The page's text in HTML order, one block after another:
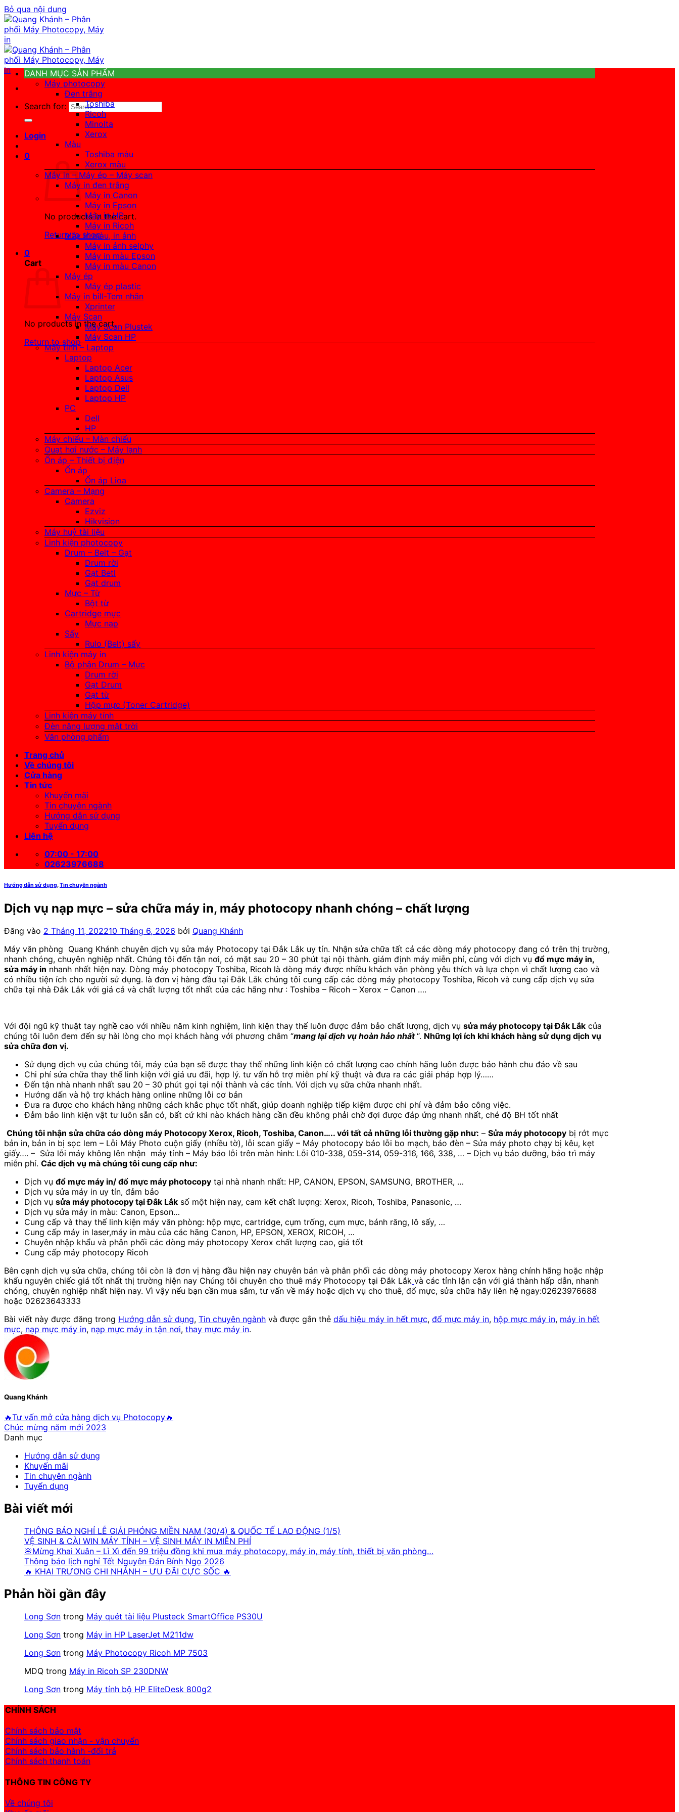
Bỏ qua nội dung
Search for:
Login
0
No products in the cart.
Return to shop
0
Cart
No products in the cart.
Return to shop
DANH MỤC SẢN PHẨM
Máy photocopy
Đen trắng
Toshiba
Ricoh
Minolta
Xerox
Màu
Toshiba màu
Xerox màu
Máy in – Máy ép – Máy scan
Máy in đen trắng
Máy in Canon
Máy in Epson
Máy in HP
Máy in Ricoh
Máy in màu, in ảnh
Máy in ảnh selphy
Máy in màu Epson
Máy in màu Canon
Máy ép
Máy ép plastic
Máy in bill-Tem nhãn
Xprinter
Máy Scan
Máy Scan Plustek
Máy Scan HP
Máy tính – Laptop
Laptop
Laptop Acer
Laptop Asus
Laptop Dell
Laptop HP
PC
Dell
HP
Máy chiếu – Màn chiếu
Quạt hơi nước – Máy lạnh
Ổn áp – Thiết bị điện
Ổn áp
Ổn áp Lioa
Camera – Mạng
Camera
Ezviz
Hikvision
Máy huỷ tài liệu
Linh kiện photocopy
Drum – Belt – Gạt
Drum rời
Gạt Betl
Gạt drum
Mực – Từ
Bột từ
Cartridge mực
Mực nạp
Sấy
Rulo (Belt) sấy
Linh kiện máy in
Bộ phận Drum – Mực
Drum rời
Gạt Drum
Gạt từ
Hộp mực (Toner Cartridge)
Linh kiện máy tính
Đèn năng lượng mặt trời
Văn phòng phẩm
Trang chủ
Về chúng tôi
Cửa hàng
Tin tức
Khuyến mãi
Tin chuyên ngành
Hướng dẫn sử dụng
Tuyển dụng
Liên hệ
07:00 - 17:00
02623976688
Hướng dẫn sử dụng,Tin chuyên ngành
Dịch vụ nạp mực – sửa chữa máy in, máy photocopy nhanh chóng – chất lượng
Đăng vào 2 Tháng 11, 202210 Tháng 6, 2026 bởi Quang Khánh
Máy văn phòng Quang Khánh chuyên dịch vụ sửa máy Photocopy tại Đắk Lắk uy tín. Nhận sửa chữa tất cả các dòng máy photocopy đang có trên thị trường,
nhanh chóng, chuyên nghiệp nhất. Chúng tôi đến tận nơi, có mặt sau 20 – 30 phút tại nội thành. giám định máy miễn phí, cùng với dịch vụ đổ mực máy in,
sửa máy in nhanh nhất hiện nay. Dòng máy photocopy Toshiba, Ricoh là dòng máy được nhiều khách văn phòng yêu thích và lựa chọn vì chất lượng cao và
có nhiều tiện ích cho người sử dụng. là đơn vị hàng đầu tại Đắk Lắk chúng tôi cung cấp các dòng máy photocopy Toshiba, Ricoh và cung cấp dịch vụ sửa
chữa tại nhà Đắk Lắk với giá cả và chất lượng tốt nhất của các hãng như : Toshiba – Ricoh – Xerox – Canon ….
Với đội ngũ kỹ thuật tay nghề cao với nhiều năm kinh nghiệm, linh kiện thay thế luôn được đảm bảo chất lượng, dịch vụ sửa máy photocopy tại Đắk Lắk của
chúng tôi luôn đem đến sự hài lòng cho mọi khách hàng với phương châm “mang lại dịch vụ hoàn hảo nhất“. Những lợi ích khi khách hàng sử dụng dịch vụ
sửa chữa đơn vị.
Sử dụng dịch vụ của chúng tôi, máy của bạn sẽ được thay thế những linh kiện có chất lượng cao chính hãng luôn được bảo hành chu đáo về sau
Chi phí sửa chữa thay thế linh kiện với giá ưu đãi, hợp lý. tư vấn hỗ trợ miễn phí kỹ thuật và đưa ra các giải pháp hợp lý……
Đến tận nhà nhanh nhất sau 20 – 30 phút gọi tại nội thành và các tỉnh. Với dịch vụ sữa chữa nhanh nhất.
Hướng dấn và hộ trợ khách hàng online những lỗi cơ bản
Đưa ra được cho khách hàng những cách khắc phục tốt nhất, giúp doanh nghiệp tiếp kiệm được chi phí và đảm bảo công việc.
Đảm bảo linh kiện vật tư luôn sẵn có, bất cứ khi nào khách hàng cần đều không phải chờ đợi được đáp ứng nhanh nhất, ché độ BH tốt nhất
Chúng tôi nhận sửa chữa cáo dòng máy Photocopy Xerox, Ricoh, Toshiba, Canon….. với tất cả những lỗi thường gặp như: – Sửa máy photocopy bị rớt mực
bản in, bản in bị sọc lem – Lỗi Máy Photo cuộn giấy (nhiều tờ), lỗi scan giấy – Máy photocopy báo lỗi bo mạch, báo đèn – Sửa máy photo chạy bị kêu, kẹt
giấy…. – Sửa lỗi máy không lên nhận máy tính – Máy báo lỗi trên màn hình: Lỗi 010-338, 059-314, 059-316, 166, 338, … – Dịch vụ bảo dưỡng, bảo trì máy
miễn phí. Các dịch vụ mà chúng tôi cung cấp như:
Dịch vụ đổ mực máy in/ đổ mực máy photocopy tại nhà nhanh nhất: HP, CANON, EPSON, SAMSUNG, BROTHER, …
Dịch vụ sửa máy in uy tín, đảm bảo
Dịch vụ sửa máy photocopy tại Đắk Lắk số một hiện nay, cam kết chất lượng: Xerox, Ricoh, Toshiba, Panasonic, …
Dịch vụ sửa máy in màu: Canon, Epson…
Cung cấp và thay thế linh kiện máy văn phòng: hộp mực, cartridge, cụm trống, cụm mực, bánh răng, lô sấy, …
Cung cấp máy in laser,máy in màu của các hãng Canon, HP, EPSON, XEROX, RICOH, …
Chuyên nhập khẩu và phân phối các dòng máy photocopy Xerox chất lượng cao, giá tốt
Cung cấp máy photocopy Ricoh
Bên cạnh dịch vụ sửa chữa, chúng tôi còn là đơn vị hàng đầu hiện nay chuyên bán và phân phối các dòng máy photocopy Xerox hàng chính hãng hoặc nhập
khẩu nguyên chiếc giá tốt nhất thị trường hiện nay Chúng tôi chuyên cho thuê máy Photocopy tại Đắk Lắk và các tỉnh lận cận với giá thành hấp dẫn, nhanh
chóng, chuyên nghiệp nhất hiện nay. Vì vậy nếu bạn cần mua sắm, tư vấn về máy hoặc dịch vụ cho thuê, đổ mực, sửa chữa hãy liên hệ ngay:02623976688
hoặc 02623643333
Bài viết này được đăng trong Hướng dẫn sử dụng, Tin chuyên ngành và được gắn thẻ dấu hiệu máy in hết mực, đổ mực máy in, hộp mực máy in, máy in hết
mực, nạp mực máy in, nạp mực máy in tận nơi, thay mực máy in.
Quang Khánh
🔥Tư vấn mở cửa hàng dịch vụ Photocopy🔥
Chúc mừng năm mới 2023
Danh mục
Hướng dẫn sử dụng
Khuyến mãi
Tin chuyên ngành
Tuyển dụng
Bài viết mới
THÔNG BÁO NGHỈ LỄ GIẢI PHÓNG MIỀN NAM (30/4) & QUỐC TẾ LAO ĐỘNG (1/5)
VỆ SINH & CÀI WIN MÁY TÍNH – VỆ SINH MÁY IN MIỄN PHÍ
🌸Mừng Khai Xuân – Lì Xì đến 99 triệu đồng khi mua máy photocopy, máy in, máy tính, thiết bị văn phòng…
Thông báo lịch nghỉ Tết Nguyên Đán Bính Ngọ 2026
🔥 KHAI TRƯƠNG CHI NHÁNH – ƯU ĐÃI CỰC SỐC 🔥
Phản hồi gần đây
Long Sơn trong Máy quét tài liệu Plusteck SmartOffice PS30U
Long Sơn trong Máy in HP LaserJet M211dw
Long Sơn trong Máy Photocopy Ricoh MP 7503
MDQ trong Máy in Ricoh SP 230DNW
Long Sơn trong Máy tính bộ HP EliteDesk 800g2
CHÍNH SÁCH
Chính sách bảo mật
Chính sách giao nhận - vận chuyển
Chính sách bảo hành -đổi trả
Chính sách thanh toán
THÔNG TIN CÔNG TY
Về chúng tôi